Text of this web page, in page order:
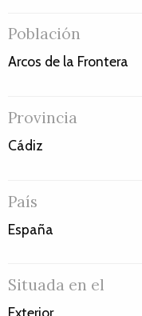
Población
Arcos de la Frontera
Provincia
Cádiz
País
España
Situada en el
Exterior